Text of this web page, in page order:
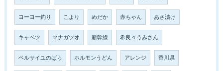
ヨーヨー釣り こより めだか 赤ちゃん あさ漬け
キャベツ マナガツオ 新幹線 希良々うみさん
ベルサイユのばら ホルモンうどん アレンジ 香川県